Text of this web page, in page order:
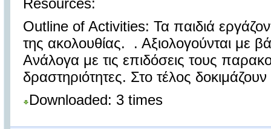
Outline of Activities: Τα παιδιά
της ακολουθίας. . Αξιολογούνται με
Ανάλογα με τις επιδόσεις τους
δραστηριότητες. Στο τέλος
Downloaded: 3 times